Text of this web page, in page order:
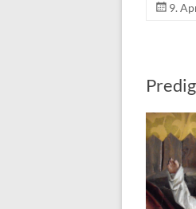
9.